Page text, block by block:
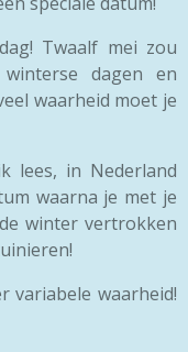
Twaalf mei zou
dagen en
waarheid moet je
lees, in Nederland
waarna je met je
winter vertrokken
variabele waarheid!